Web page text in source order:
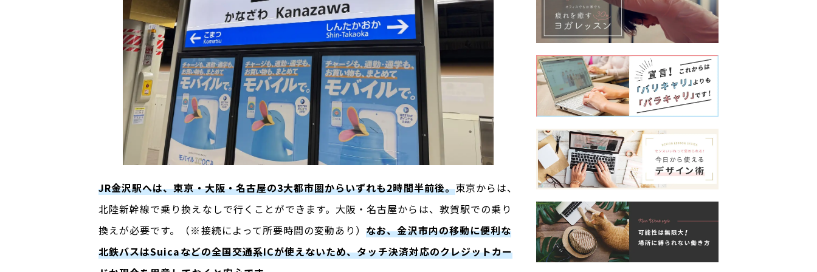
JR金沢駅へは、東京・大阪・名古屋の3大都市圏からいずれも2時間半前後。東京からは、
北陸新幹線で乗り換えなしで行くことができます。大阪・名古屋からは、敦賀駅での乗り
換えが必要です。（※接続によって所要時間の変動あり）なお、金沢市内の移動に便利な
北鉄バスはSuicaなどの全国交通系ICが使えないため、タッチ決済対応のクレジットカー